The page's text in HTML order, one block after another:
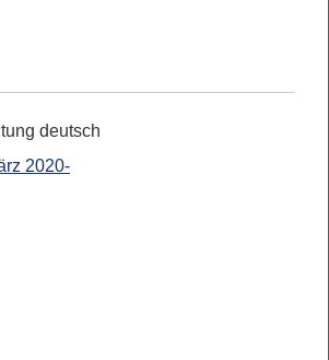
deutsch
2020-